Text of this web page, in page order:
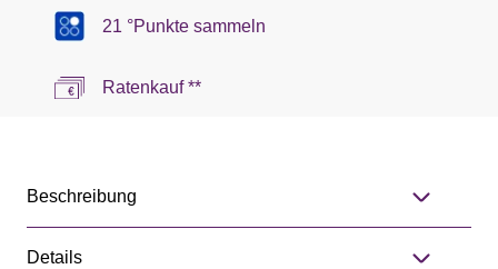
21 °Punkte sammeln
Ratenkauf **
Beschreibung
Details